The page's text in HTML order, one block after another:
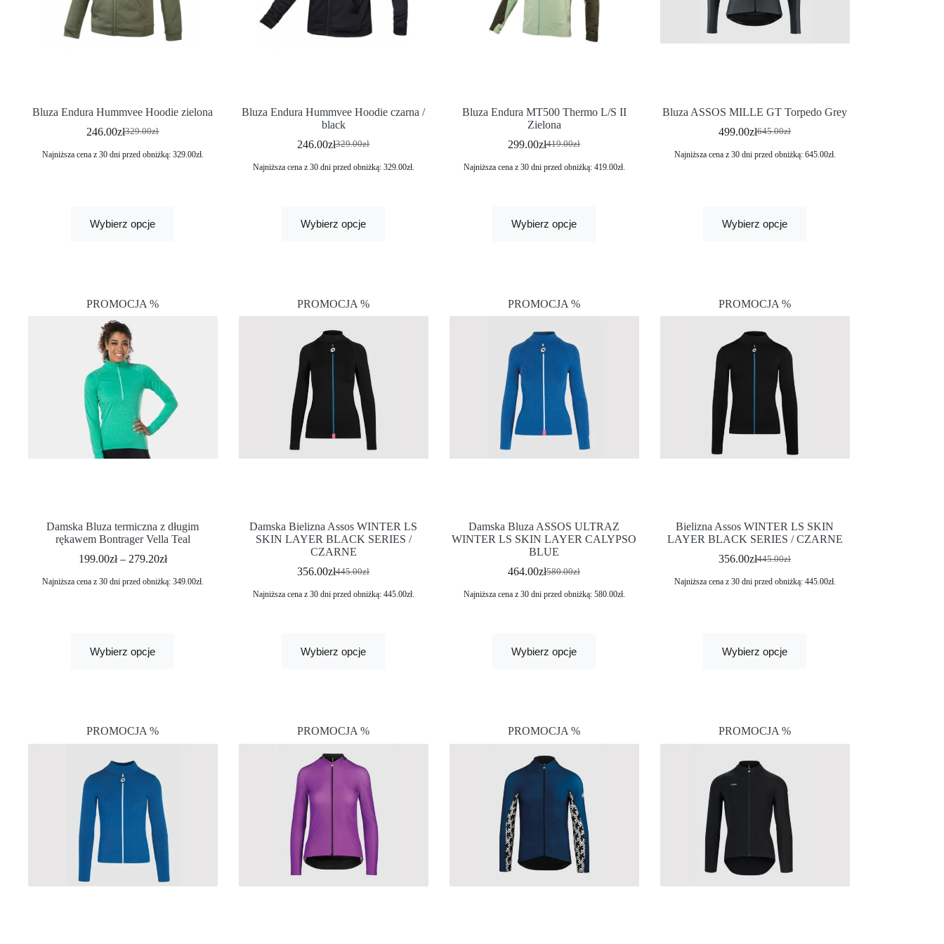
Bluza Endura Hummvee Hoodie zielona
329.00zł
246.00zł
Najniższa cena z 30 dni przed obniżką: 329.00zł.
Wybierz opcje
Bluza Endura Hummvee Hoodie czarna /
black
329.00zł
246.00zł
Najniższa cena z 30 dni przed obniżką: 329.00zł.
Wybierz opcje
Bluza Endura MT500 Thermo L/S II
Zielona
419.00zł
299.00zł
Najniższa cena z 30 dni przed obniżką: 419.00zł.
Wybierz opcje
Bluza ASSOS MILLE GT Torpedo Grey
645.00zł
499.00zł
Najniższa cena z 30 dni przed obniżką: 645.00zł.
Wybierz opcje
PROMOCJA %
Damska Bluza termiczna z długim
rękawem Bontrager Vella Teal
199.00zł– 279.20zł
Najniższa cena z 30 dni przed obniżką: 349.00zł.
Wybierz opcje
PROMOCJA %
Damska Bielizna Assos WINTER LS
SKIN LAYER BLACK SERIES /
CZARNE
445.00zł
356.00zł
Najniższa cena z 30 dni przed obniżką: 445.00zł.
Wybierz opcje
PROMOCJA %
Damska Bluza ASSOS ULTRAZ
WINTER LS SKIN LAYER CALYPSO
BLUE
580.00zł
464.00zł
Najniższa cena z 30 dni przed obniżką: 580.00zł.
Wybierz opcje
PROMOCJA %
Bielizna Assos WINTER LS SKIN
LAYER BLACK SERIES / CZARNE
445.00zł
356.00zł
Najniższa cena z 30 dni przed obniżką: 445.00zł.
Wybierz opcje
PROMOCJA % PROMOCJA % PROMOCJA % PROMOCJA %